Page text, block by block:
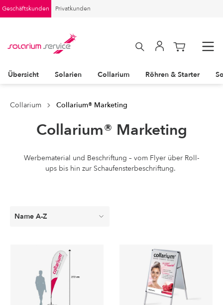
Geschäftskunden Privatkunden
Übersicht Solarien Collarium Röhren & Starter
Collarium Collarium® Marketing
Collarium® Marketing
Werbematerial und Beschriftung – vom Flyer über Roll-
ups bis hin zur Schaufensterbeschriftung.